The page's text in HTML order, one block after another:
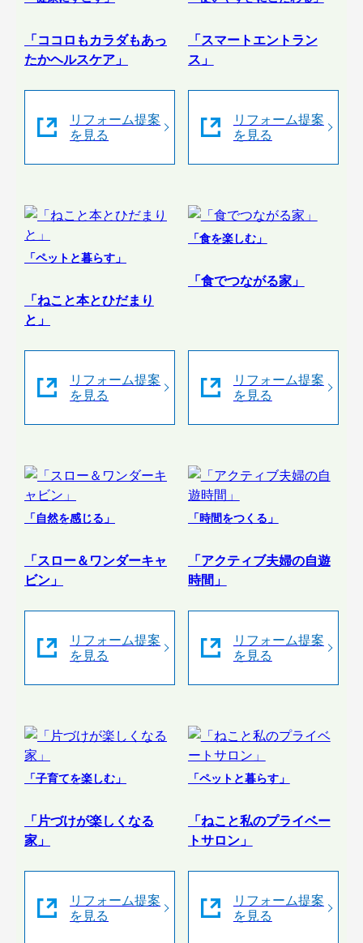
「ココロもカラダもあっ
たかヘルスケア」
リフォーム提案
を見る
「スマートエントラン
ス」
リフォーム提案
を見る
「ペットと暮らす」
「ねこと本とひだまり
と」
リフォーム提案
を見る
「食を楽しむ」
「食でつながる家」
リフォーム提案
を見る
「自然を感じる」
「スロー＆ワンダーキャ
ビン」
リフォーム提案
を見る
「時間をつくる」
「アクティブ夫婦の自遊
時間」
リフォーム提案
を見る
「子育てを楽しむ」
「片づけが楽しくなる
家」
リフォーム提案
を見る
「ペットと暮らす」
「ねこと私のプライベー
トサロン」
リフォーム提案
を見る